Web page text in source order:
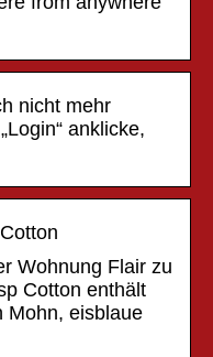
nicht mehr
anklicke,
Wohnung Flair zu
Cotton enthält
Mohn, eisblaue